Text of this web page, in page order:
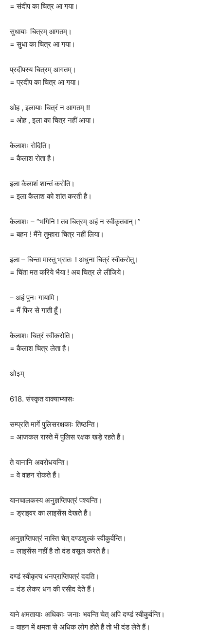
= संदीप का चित्र आ गया।
सुधायाः चित्रम् आगतम्।
= सुधा का चित्र आ गया।
प्रदीपस्य चित्रम् आगतम्।
= प्रदीप का चित्र आ गया।
ओह , इलायाः चित्रं न आगतम् !!
= ओह , इला का चित्र नहीं आया।
कैलाशः रोदिति।
= कैलाश रोता है।
इला कैलाशं शान्तं करोति।
= इला कैलाश को शांत करती है।
कैलाशः – “भगिनि ! तव चित्रम् अहं न स्वीकृतवान्।”
= बहन ! मैंने तुम्हारा चित्र नहीं लिया।
इला – चिन्ता मास्तु भ्रातः ! अधुना चित्रं स्वीकरोतु।
= चिंता मत करिये भैया ! अब चित्र ले लीजिये।
– अहं पुनः गायामि।
= मैं फिर से गाती हूँ।
कैलाशः चित्रं स्वीकरोति।
= कैलाश चित्र लेता है।
ओ३म्
618. संस्कृत वाक्याभ्यासः
सम्प्रति मार्गे पुलिसरक्षकाः तिष्ठन्ति।
= आजकल रास्ते में पुलिस रक्षक खड़े रहते हैं।
ते यानानि अवरोधयन्ति।
= वे वाहन रोकते हैं।
यानचालकस्य अनुज्ञप्तिपत्रं पश्यन्ति।
= ड्राइवर का लाइसेंस देखते हैं।
अनुज्ञप्तिपत्रं नास्ति चेत् दण्डशुल्कं स्वीकुर्वन्ति।
= लाइसेंस नहीं है तो दंड वसूल करते हैं।
दण्डं स्वीकृत्य धनप्राप्तिपत्रं ददति।
= दंड लेकर धन की रसीद देते हैं।
याने क्षमतायाः अधिकाः जनाः भवन्ति चेत् अपि दण्डं स्वीकुर्वन्ति।
= वाहन में क्षमता से अधिक लोग होते हैं तो भी दंड लेते हैं।